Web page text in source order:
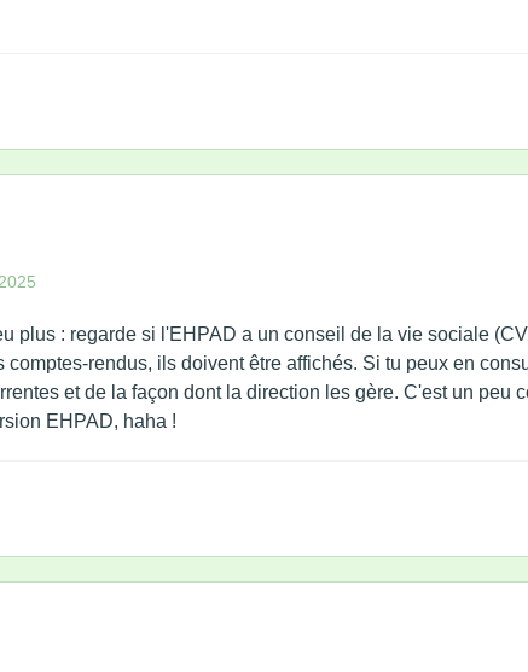
plus : regarde si l'EHPAD a un conseil de la vie sociale
comptes-rendus, ils doivent être affichés. Si tu peux en
et de la façon dont la direction les gère. C'est un peu
EHPAD, haha !